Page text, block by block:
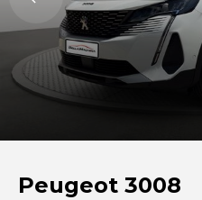
Peugeot 3008